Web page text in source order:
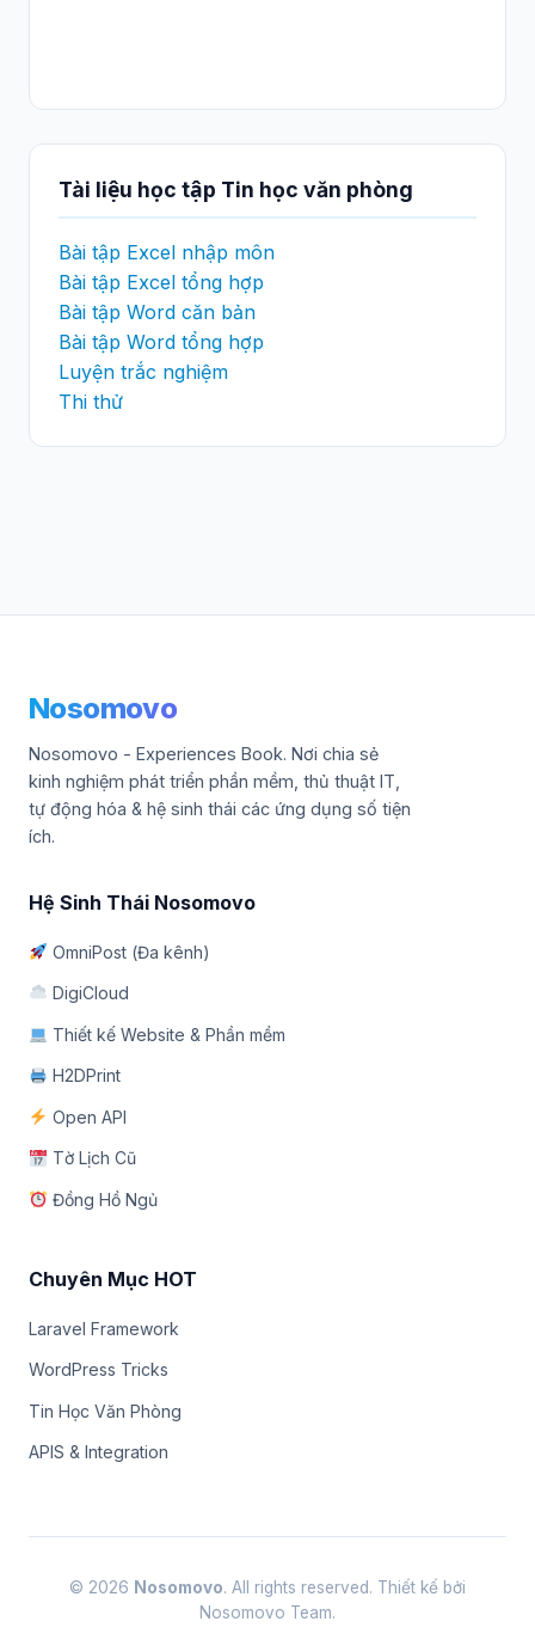
Tài liệu học tập Tin học văn phòng
Bài tập Excel nhập môn
Bài tập Excel tổng hợp
Bài tập Word căn bản
Bài tập Word tổng hợp
Luyện trắc nghiệm
Thi thử
Nosomovo
Nosomovo - Experiences Book. Nơi chia sẻ
kinh nghiệm phát triển phần mềm, thủ thuật IT,
tự động hóa & hệ sinh thái các ứng dụng số tiện
ích.
Hệ Sinh Thái Nosomovo
OmniPost (Đa kênh)
DigiCloud
Thiết kế Website & Phần mềm
H2DPrint
Open API
Tờ Lịch Cũ
Đồng Hồ Ngủ
Chuyên Mục HOT
Laravel Framework
WordPress Tricks
Tin Học Văn Phòng
APIS & Integration
© 2026 Nosomovo. All rights reserved. Thiết kế bởi
Nosomovo Team.